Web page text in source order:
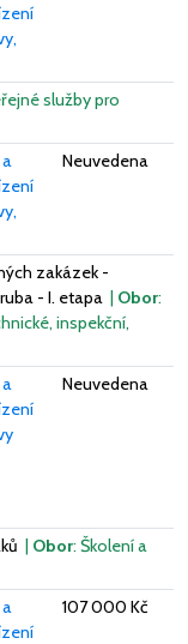
služby pro
Neuvedena
zakázek -
- I. etapa | Obor:
inspekční,
Neuvedena
| Obor: Školení a
107 000 Kč